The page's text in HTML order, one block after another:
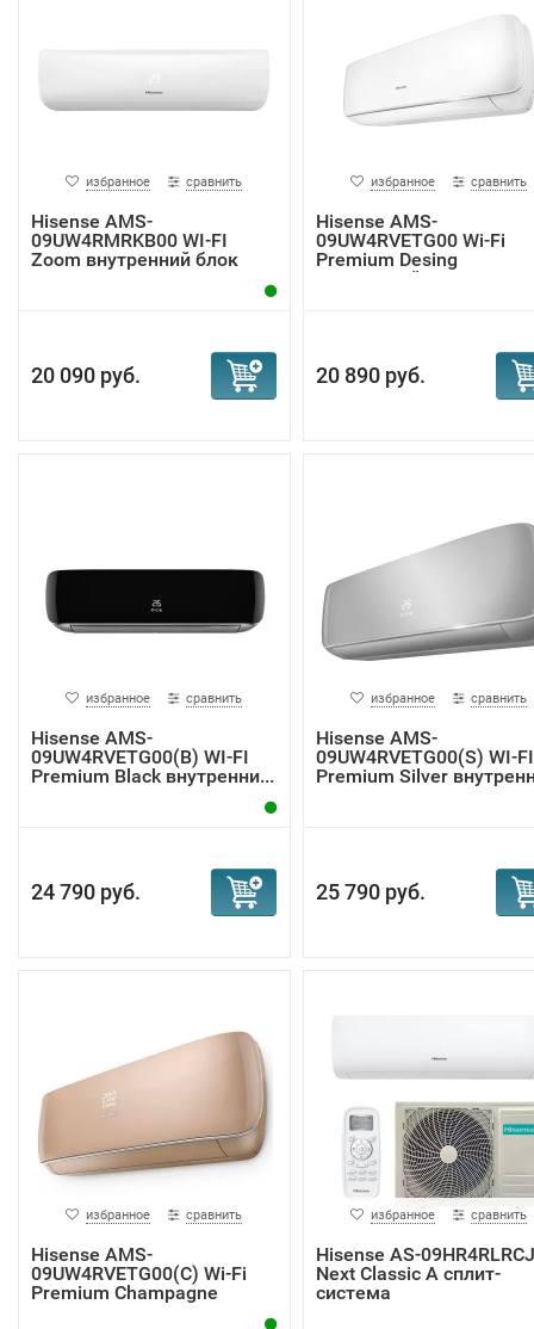
избранное сравнить
Hisense AMS-
09UW4RMRKB00 WI-FI
Zoom внутренний блок
20 090 руб.
избранное сравнить
Hisense AMS-
09UW4RVETG00 Wi-Fi
Premium Desing
внутренний ...
20 890 руб.
избранное сравнить
Hisense AMS-
09UW4RVETG00(B) WI-FI
Premium Black внутренни...
24 790 руб.
избранное сравнить
Hisense AMS-
09UW4RVETG00(S) WI-FI
Premium Silver
25 790 руб.
избранное сравнить
Hisense AMS-
09UW4RVETG00(С) Wi-Fi
Premium Champagne
избранное сравнить
Hisense AS-
Next Classic A сплит-
система